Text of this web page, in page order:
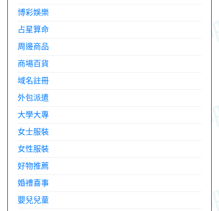
博彩娛樂
占星算命
周邊商品
商場百貨
域名註冊
外包派遣
大學大專
女士服裝
女性服裝
好物推薦
婚禮喜事
嬰兒兒童